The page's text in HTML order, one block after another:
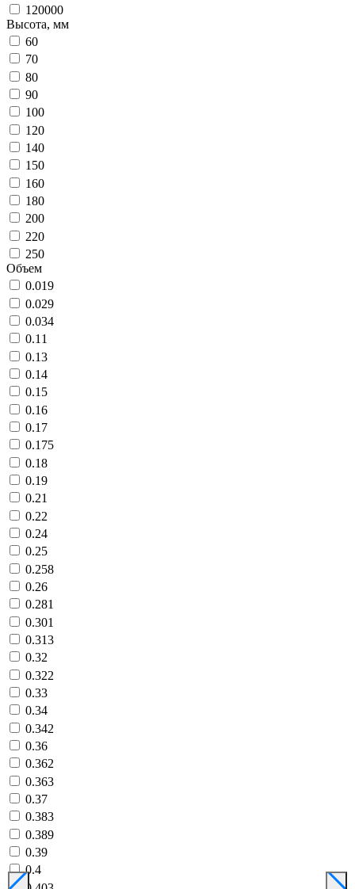
120000
Высота, мм
60
70
80
90
100
120
140
150
160
180
200
220
250
Объем
0.019
0.029
0.034
0.11
0.13
0.14
0.15
0.16
0.17
0.175
0.18
0.19
0.21
0.22
0.24
0.25
0.258
0.26
0.281
0.301
0.313
0.32
0.322
0.33
0.34
0.342
0.36
0.362
0.363
0.37
0.383
0.389
0.39
0.4